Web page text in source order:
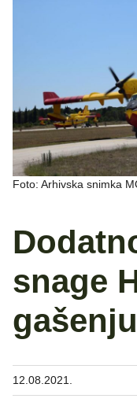
Foto: Arhivska snimka
snage
12.08.2021.